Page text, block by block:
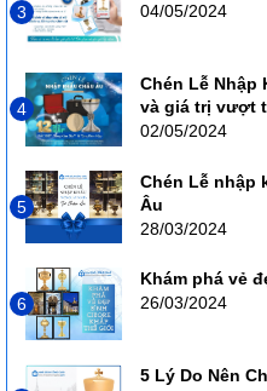
3
04/05/2024
4
Chén Lễ Nhập
và giá trị vượt
02/05/2024
5
Chén Lễ nhập
Âu
28/03/2024
6
Khám phá vẻ
26/03/2024
5 Lý Do Nên